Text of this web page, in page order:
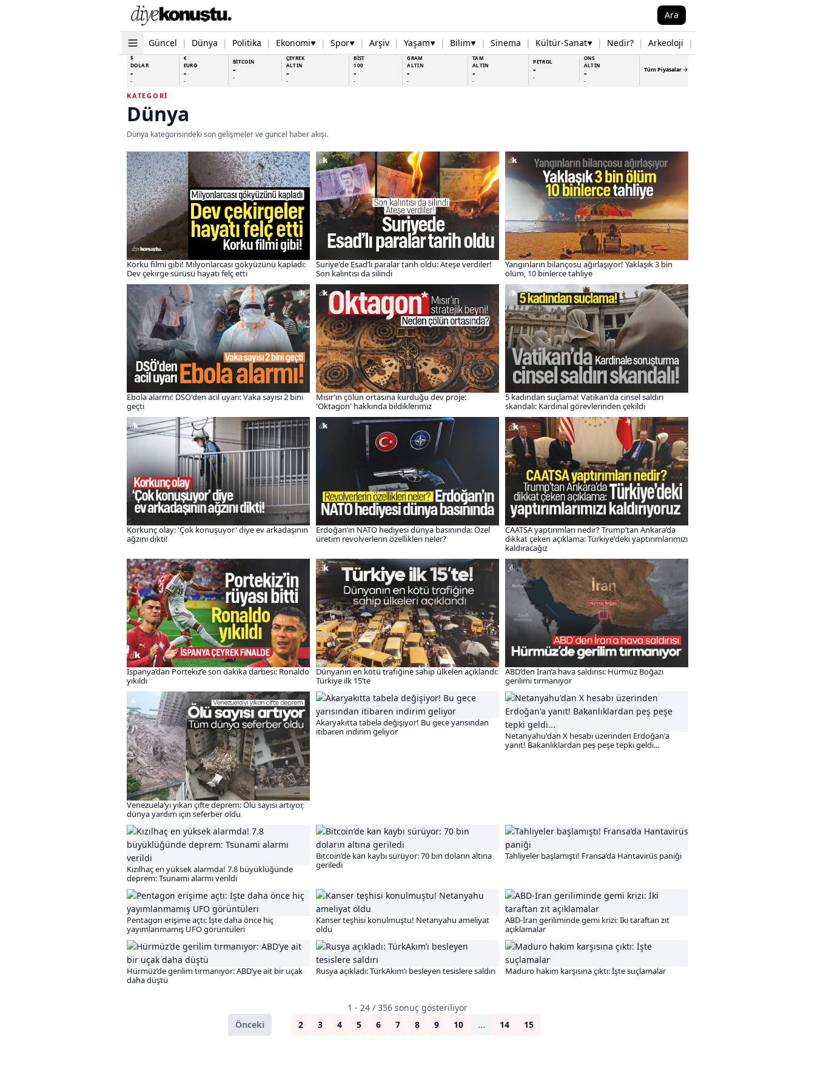
Ara
Güncel | Dünya | Politika | Ekonomi▼ | Spor▼ | Arşiv | Yaşam▼ | Bilim▼ | Sinema | Kültür-Sanat▼ | Nedir? | Arkeoloji |
$
DOLAR
-
-
€
EURO
-
-
BİTCOİN
-
-
ÇEYREK
ALTIN
-
-
BİST
100
-
-
GRAM
ALTIN
-
-
TAM
ALTIN
-
-
PETROL
-
-
ONS
ALTIN
-
-
Tüm Piyasalar →
KATEGORI
Dünya
Dünya kategorisindeki son gelişmeler ve güncel haber akışı.
Korku filmi gibi! Milyonlarcası gökyüzünü kapladı:
Dev çekirge sürüsü hayatı felç etti
Suriye'de Esad’lı paralar tarih oldu: Ateşe verdiler!
Son kalıntısı da silindi
Yangınların bilançosu ağırlaşıyor! Yaklaşık 3 bin
ölüm, 10 binlerce tahliye
Ebola alarmı! DSÖ'den acil uyarı: Vaka sayısı 2 bini
geçti
Mısır’ın çölün ortasına kurduğu dev proje:
'Oktagon' hakkında bildiklerimiz
5 kadından suçlama! Vatikan'da cinsel saldırı
skandalı: Kardinal görevlerinden çekildi
Korkunç olay: 'Çok konuşuyor' diye ev arkadaşının
ağzını dikti!
Erdoğan’ın NATO hediyesi dünya basınında: Özel
üretim revolverlerin özellikleri neler?
CAATSA yaptırımları nedir? Trump’tan Ankara’da
dikkat çeken açıklama: Türkiye'deki yaptırımlarımızı
kaldıracağız
İspanya’dan Portekiz’e son dakika darbesi: Ronaldo
yıkıldı
Dünyanın en kötü trafiğine sahip ülkeleri açıklandı:
Türkiye ilk 15’te
ABD’den İran’a hava saldırısı: Hürmüz Boğazı
gerilimi tırmanıyor
Venezuela’yı yıkan çifte deprem: Ölü sayısı artıyor,
dünya yardım için seferber oldu
Akaryakıtta tabela değişiyor! Bu gece yarısından
itibaren indirim geliyor
Netanyahu'dan X hesabı üzerinden Erdoğan'a
yanıt! Bakanlıklardan peş peşe tepki geldi...
Kızılhaç en yüksek alarmda! 7.8 büyüklüğünde
deprem: Tsunami alarmı verildi
Bitcoin’de kan kaybı sürüyor: 70 bin doların altına
geriledi
Tahliyeler başlamıştı! Fransa’da Hantavirüs paniği
Pentagon erişime açtı: İşte daha önce hiç
yayımlanmamış UFO görüntüleri
Kanser teşhisi konulmuştu! Netanyahu ameliyat
oldu
ABD-İran geriliminde gemi krizi: İki taraftan zıt
açıklamalar
Hürmüz’de gerilim tırmanıyor: ABD’ye ait bir uçak
daha düştü
Rusya açıkladı: TürkAkım’ı besleyen tesislere saldırı Maduro hakim karşısına çıktı: İşte suçlamalar
1 - 24 / 356 sonuç gösteriliyor
Önceki
2 3 4 5 6 7 8 9 10 ... 14 15